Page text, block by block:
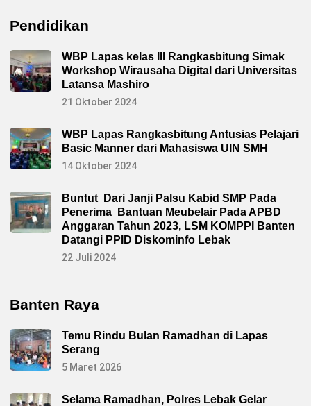
Pendidikan
WBP Lapas kelas III Rangkasbitung Simak
Workshop Wirausaha Digital dari Universitas
Latansa Mashiro
21 Oktober 2024
WBP Lapas Rangkasbitung Antusias Pelajari
Basic Manner dari Mahasiswa UIN SMH
14 Oktober 2024
Buntut Dari Janji Palsu Kabid SMP Pada
Penerima Bantuan Meubelair Pada APBD
Anggaran Tahun 2023, LSM KOMPPI Banten
Datangi PPID Diskominfo Lebak
22 Juli 2024
Banten Raya
Temu Rindu Bulan Ramadhan di Lapas
Serang
5 Maret 2026
Selama Ramadhan, Polres Lebak Gelar